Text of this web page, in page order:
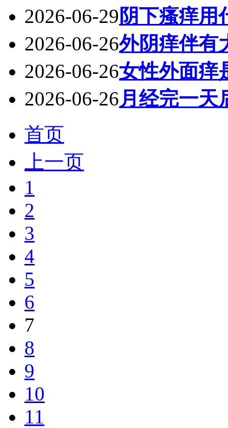
2026-06-29 阴下瘙痒用
2026-06-26外阴痒伴有
2026-06-26女性外面痒
2026-06-26月经完一天
首页
上一页
1
2
3
4
5
6
7
8
9
10
11